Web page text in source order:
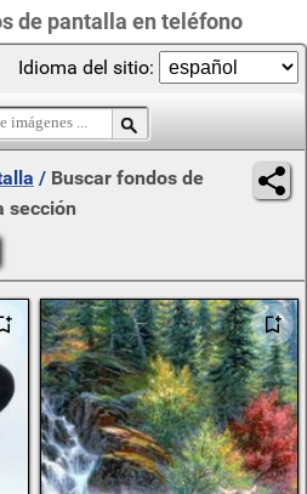
de pantalla en teléfono
Idioma del sitio:
/ Buscar fondos de
sección